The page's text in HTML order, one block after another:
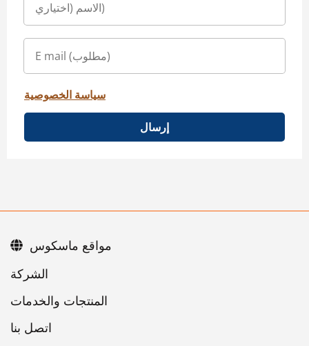
سياسة الخصوصية
إرسال
اتصل بنا
مواقع ماسكوس